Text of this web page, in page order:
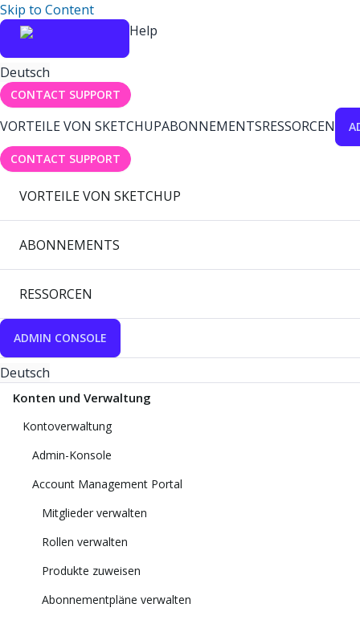
Skip to Content
Help
Deutsch
CONTACT SUPPORT
VORTEILE VON SKETCHUPABONNEMENTSRESSORCEN
CONTACT SUPPORT
VORTEILE VON SKETCHUP
ABONNEMENTS
RESSORCEN
ADMIN CONSOLE
Deutsch
Konten und Verwaltung
Kontoverwaltung
Admin-Konsole
Account Management Portal
Mitglieder verwalten
Rollen verwalten
Produkte zuweisen
Abonnementpläne verwalten